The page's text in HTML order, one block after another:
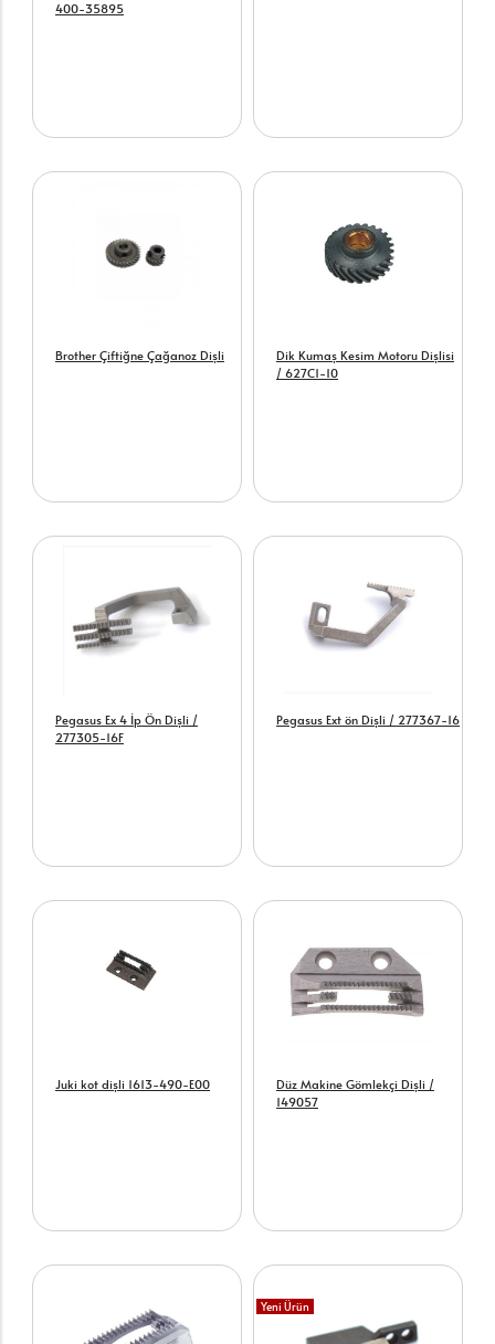
400-35895
Brother Çiftiğne Çağanoz Dişli
Dik Kumaş Kesim Motoru Dişlisi
/ 627C1-10
Pegasus Ex 4 İp Ön Dişli /
277305-16F
Pegasus Ext ön Dişli / 277367-16
Juki kot dişli 1613-490-E00
Düz Makine Gömlekçi Dişli /
149057
Yeni Ürün